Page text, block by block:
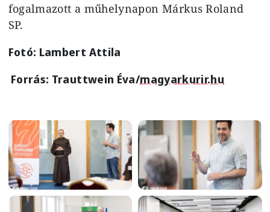
fogalmazott a műhelynapon Márkus Roland
SP.
Fotó: Lambert Attila
Forrás: Trauttwein Éva/magyarkurir.hu
Image Image
Image Image